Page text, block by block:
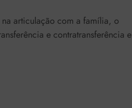
articulação com a família, o
e contratransferência e